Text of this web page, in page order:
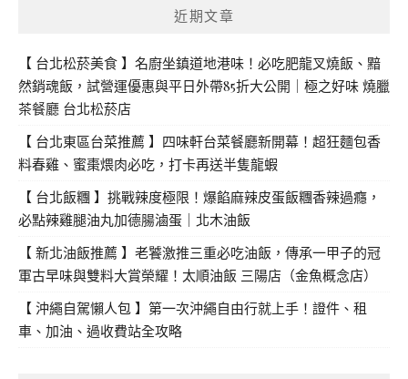
近期文章
【 台北松菸美食 】名廚坐鎮道地港味！必吃肥龍叉燒飯、黯
然銷魂飯，試營運優惠與平日外帶85折大公開｜極之好味 燒臘
茶餐廳 台北松菸店
【 台北東區台菜推薦 】四味軒台菜餐廳新開幕！超狂麵包香
料春雞、蜜棗煨肉必吃，打卡再送半隻龍蝦
【 台北飯糰 】挑戰辣度極限！爆餡麻辣皮蛋飯糰香辣過癮，
必點辣雞腿油丸加德腸滷蛋｜北木油飯
【 新北油飯推薦 】老饕激推三重必吃油飯，傳承一甲子的冠
軍古早味與雙料大賞榮耀！太順油飯 三陽店（金魚概念店）
【 沖繩自駕懶人包 】第一次沖繩自由行就上手！證件、租
車、加油、過收費站全攻略